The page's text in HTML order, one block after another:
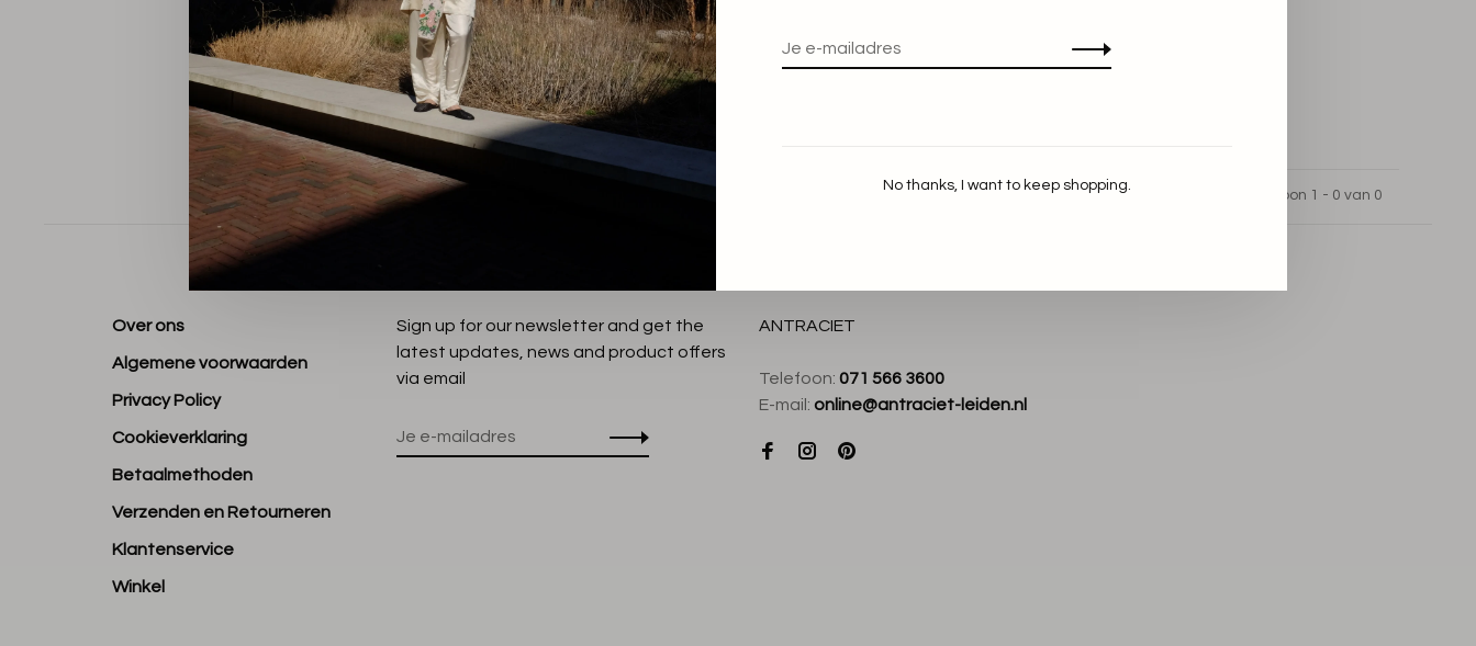
Sorteren op: Toon 1 - 0 van 0
Over ons
Algemene voorwaarden
Privacy Policy
Cookieverklaring
Betaalmethoden
Verzenden en Retourneren
Klantenservice
Winkel
Sign up for our newsletter and get the
latest updates, news and product offers
via email
ANTRACIET
Telefoon: 071 566 3600
E-mail: online@antraciet-leiden.nl
No thanks, I want to keep shopping.